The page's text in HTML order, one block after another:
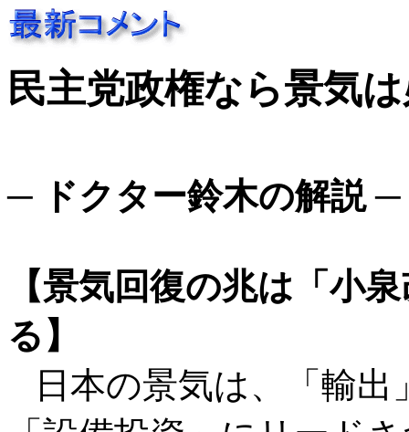
民主党政権なら景気
─ ドクター鈴木の解説 ─
【景気回復の兆は「小
る】
日本の景気は、「輸出